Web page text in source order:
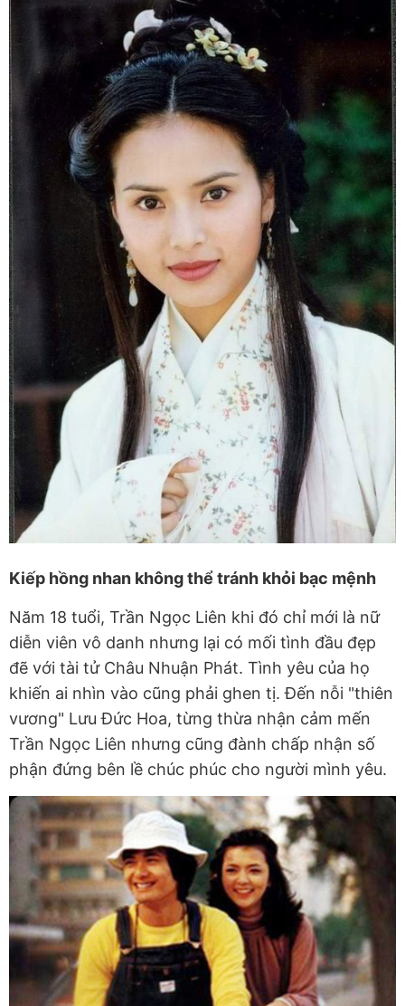
Kiếp hồng nhan không thể tránh khỏi bạc mệnh
Năm 18 tuổi, Trần Ngọc Liên khi đó chỉ mới là nữ
diễn viên vô danh nhưng lại có mối tình đầu đẹp
đẽ với tài tử Châu Nhuận Phát. Tình yêu của họ
khiến ai nhìn vào cũng phải ghen tị. Đến nỗi "thiên
vương" Lưu Đức Hoa, từng thừa nhận cảm mến
Trần Ngọc Liên nhưng cũng đành chấp nhận số
phận đứng bên lề chúc phúc cho người mình yêu.